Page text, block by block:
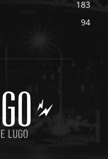
183
94